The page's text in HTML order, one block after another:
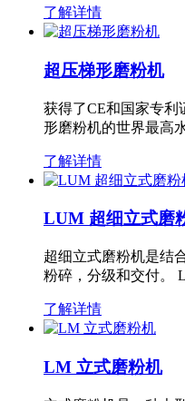
了解详情
超压梯形磨粉机
获得了CE和国家专
形磨粉机的世界最高
了解详情
LUM 超细立式磨
超细立式磨粉机是结
粉碎，分级和交付。
了解详情
LM 立式磨粉机